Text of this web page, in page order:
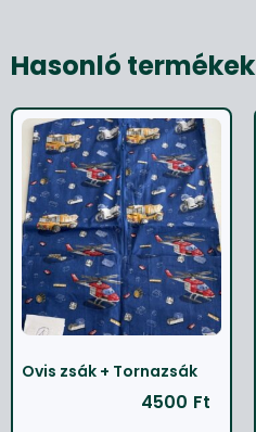
Hasonló termékek
Ovis zsák + Tornazsák
4500 Ft